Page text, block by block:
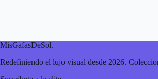
MisGafasDeSol.
Redefiniendo el lujo visual desde 2026.